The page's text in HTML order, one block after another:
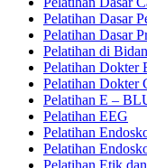
Pelatihan Dasar
Pelatihan Dasar
Pelatihan di
Pelatihan Dokter
Pelatihan Dokter
Pelatihan E –
Pelatihan EEG
Pelatihan
Pelatihan
Pelatihan Etik